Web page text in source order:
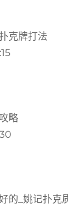
克牌打法
略
的_姚记扑克